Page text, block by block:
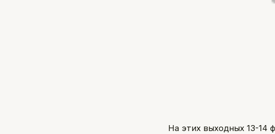
На этих выходных 13-14